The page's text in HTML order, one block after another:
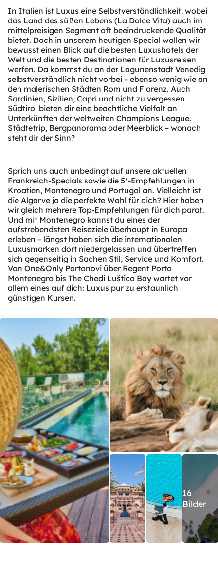
In Italien ist Luxus eine Selbstverständlichkeit, wobei
das Land des süßen Lebens (La Dolce Vita) auch im
mittelpreisigen Segment oft beeindruckende Qualität
bietet. Doch in unserem heutigen Special wollen wir
bewusst einen Blick auf die besten Luxushotels der
Welt und die besten Destinationen für Luxusreisen
werfen. Da kommst du an der Lagunenstadt Venedig
selbstverständlich nicht vorbei – ebenso wenig wie an
den malerischen Städten Rom und Florenz. Auch
Sardinien, Sizilien, Capri und nicht zu vergessen
Südtirol bieten dir eine beachtliche Vielfalt an
Unterkünften der weltweiten Champions League.
Städtetrip, Bergpanorama oder Meerblick – wonach
steht dir der Sinn?
Sprich uns auch unbedingt auf unsere aktuellen
Frankreich-Specials sowie die 5*-Empfehlungen in
Kroatien, Montenegro und Portugal an. Vielleicht ist
die Algarve ja die perfekte Wahl für dich? Hier haben
wir gleich mehrere Top-Empfehlungen für dich parat.
Und mit Montenegro kannst du eines der
aufstrebendsten Reiseziele überhaupt in Europa
erleben – längst haben sich die internationalen
Luxusmarken dort niedergelassen und übertreffen
sich gegenseitig in Sachen Stil, Service und Komfort.
Von One&Only Portonovi über Regent Porto
Montenegro bis The Chedi Luštica Bay wartet vor
allem eines auf dich: Luxus pur zu erstaunlich
günstigen Kursen.
16
Bilder